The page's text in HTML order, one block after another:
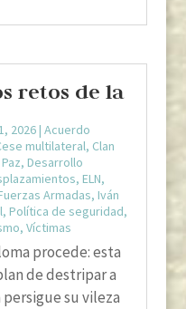
retos de la
2026| Acuerdo
multilateral, Clan
, Desarrollo
, ELN,
Armadas, Iván
, Política de seguridad,
, Víctimas
procede: esta
de destripar a
su vileza